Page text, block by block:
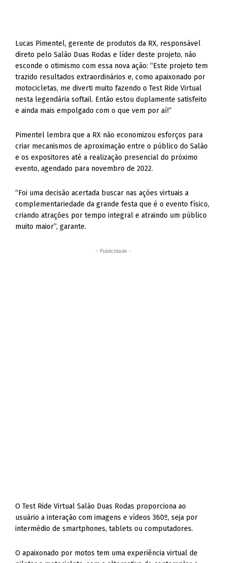
Lucas Pimentel, gerente de produtos da RX, responsável
direto pelo Salão Duas Rodas e líder deste projeto, não
esconde o otimismo com essa nova ação: “Este projeto tem
trazido resultados extraordinários e, como apaixonado por
motocicletas, me diverti muito fazendo o Test Ride Virtual
nesta legendária softail. Então estou duplamente satisfeito
e ainda mais empolgado com o que vem por aí!”
Pimentel lembra que a RX não economizou esforços para
criar mecanismos de aproximação entre o público do Salão
e os expositores até a realização presencial do próximo
evento, agendado para novembro de 2022.
“Foi uma decisão acertada buscar nas ações virtuais a
complementariedade da grande festa que é o evento físico,
criando atrações por tempo integral e atraindo um público
muito maior”, garante.
- Publicidade -
O Test Ride Virtual Salão Duas Rodas proporciona ao
usuário a interação com imagens e vídeos 360º, seja por
intermédio de smartphones, tablets ou computadores.
O apaixonado por motos tem uma experiência virtual de